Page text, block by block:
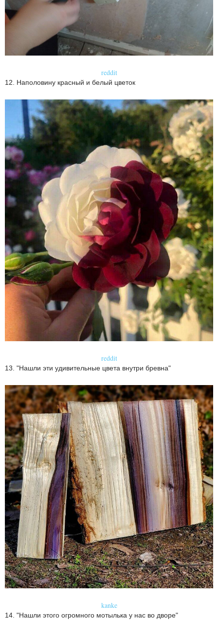
reddit
12. Наполовину красный и белый цветок
reddit
13. "Нашли эти удивительные цвета внутри бревна"
kanke
14. "Нашли этого огромного мотылька у нас во дворе"